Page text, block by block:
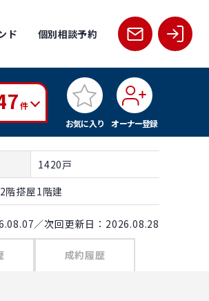
ド 個別相談予約
件
お気に入り
オーナー登録
1420戸
階搭屋1階建
／次回更新日：2026.08.28
成約履歴